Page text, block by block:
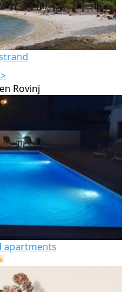
Rovinj
apartments